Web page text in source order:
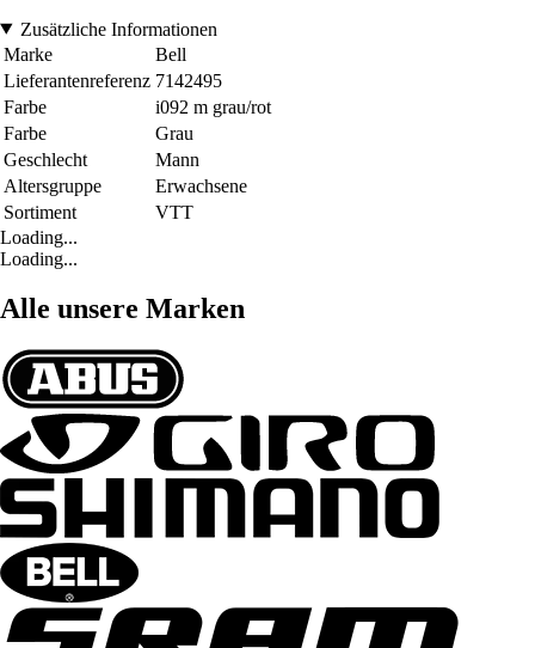
Zusätzliche Informationen
Marke
Bell
Lieferantenreferenz 7142495
Farbe
i092 m grau/rot
Farbe
Grau
Geschlecht
Mann
Altersgruppe
Erwachsene
Sortiment
VTT
Loading...
Loading...
Alle unsere Marken